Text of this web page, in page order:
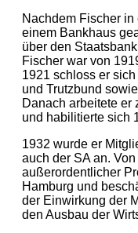
Nachdem Fischer
einem Bankhaus
über den
Fischer war von
1921 schloss er
und Trutzbund
Danach arbeitete er
und habilitierte sich
1932 wurde er
auch der SA an.
außerordentlicher
Hamburg und
der Einwirkung der
den Ausbau der